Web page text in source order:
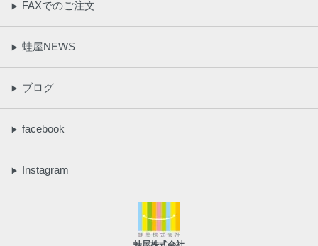
▶ FAXでのご注文
▶ 蛙屋NEWS
▶ ブログ
▶ facebook
▶ Instagram